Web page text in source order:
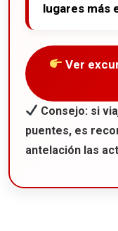
lugares más
Ver
Consejo: si
puentes, es
antelación las